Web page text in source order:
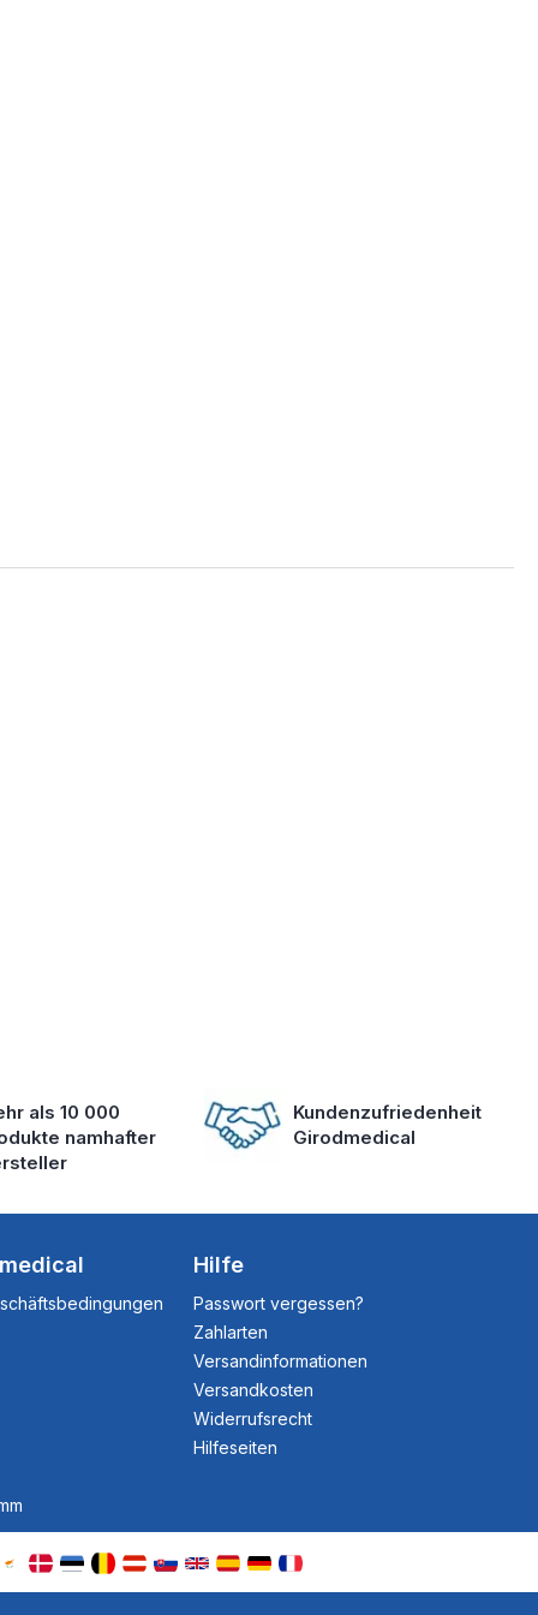
als 10 000
namhafter
Kundenzufriedenheit
Girodmedical
Hilfe
Passwort vergessen?
Zahlarten
Versandinformationen
Versandkosten
Widerrufsrecht
Hilfeseiten